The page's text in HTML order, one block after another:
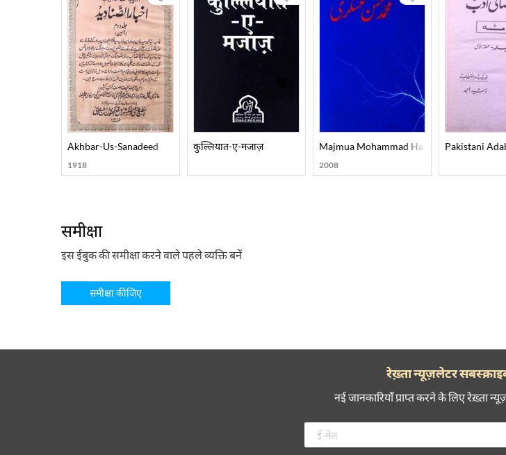
Akhbar-Us-Sanadeed
1918
कुल्लियात-ए-मजाज़ Majmua Mohammad Hasan Askari
2008
Pakistani
समीक्षा
इस ईबुक की समीक्षा करने वाले पहले व्यक्ति बनें
समीक्षा कीजिए
रेख़्ता न्यूज़लेटर
नई जानकारियाँ प्राप्त करने के लिए रेख़्ता